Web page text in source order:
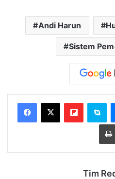
Andi Harun
Sistem
Flipboard
Tim